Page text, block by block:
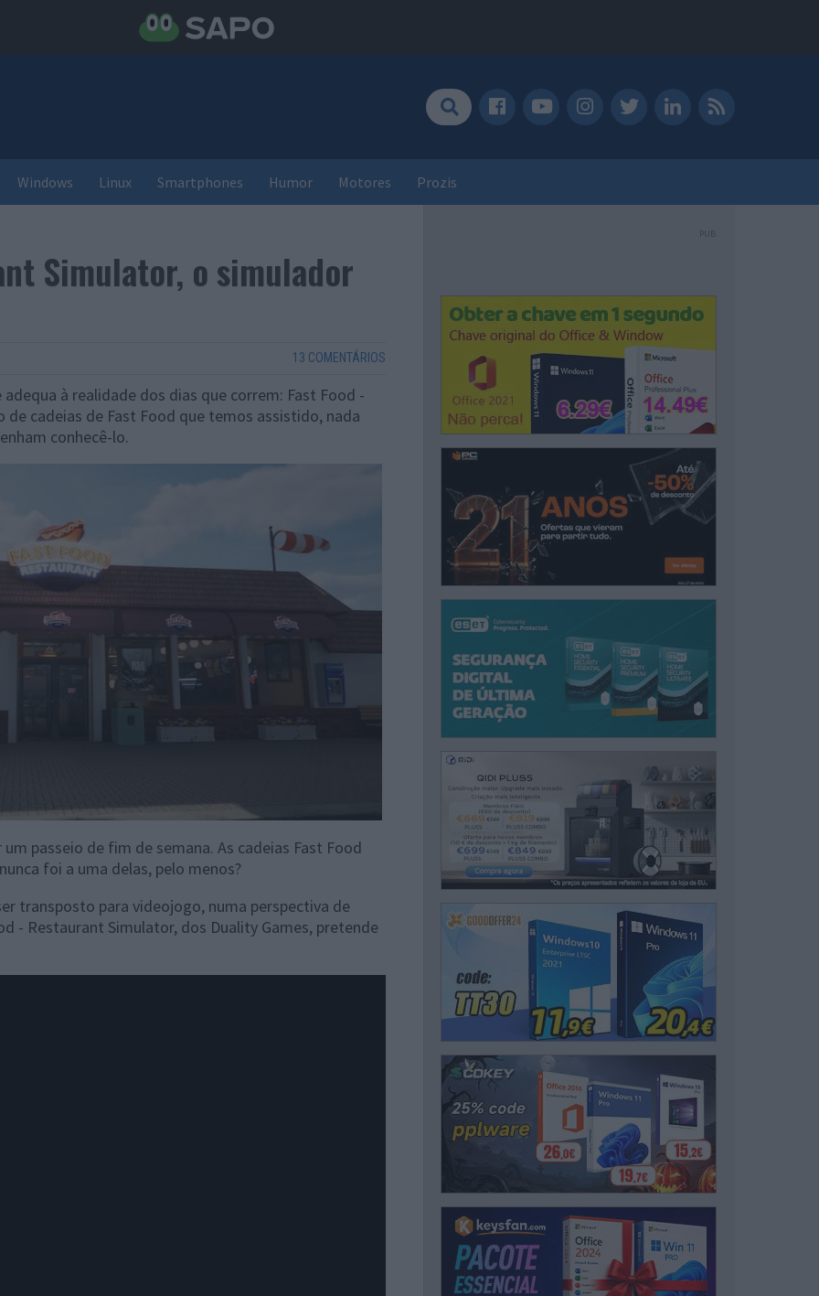
Windows Linux Smartphones Humor Motores Prozis
Simulator, o simulador
13 COMENTÁRIOS
à realidade dos dias que correm: Fast Food -
cadeias de Fast Food que temos assistido, nada
conhecê-lo.
passeio de fim de semana. As cadeias Fast Food
foi a uma delas, pelo menos?
transposto para videojogo, numa perspectiva de
- Restaurant Simulator, dos Duality Games, pretende
PUB